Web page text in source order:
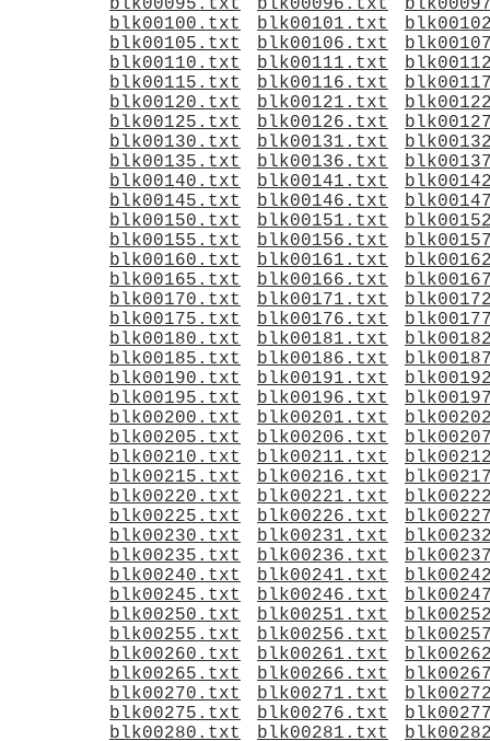
blk00095.txt
blk00096.txt
blk00100.txt
blk00101.txt
blk00105.txt
blk00106.txt
blk00110.txt
blk00111.txt
blk00115.txt
blk00116.txt
blk00120.txt
blk00121.txt
blk00125.txt
blk00126.txt
blk00130.txt
blk00131.txt
blk00135.txt
blk00136.txt
blk00140.txt
blk00141.txt
blk00145.txt
blk00146.txt
blk00150.txt
blk00151.txt
blk00155.txt
blk00156.txt
blk00160.txt
blk00161.txt
blk00165.txt
blk00166.txt
blk00170.txt
blk00171.txt
blk00175.txt
blk00176.txt
blk00180.txt
blk00181.txt
blk00185.txt
blk00186.txt
blk00190.txt
blk00191.txt
blk00195.txt
blk00196.txt
blk00200.txt
blk00201.txt
blk00205.txt
blk00206.txt
blk00210.txt
blk00211.txt
blk00215.txt
blk00216.txt
blk00220.txt
blk00221.txt
blk00225.txt
blk00226.txt
blk00230.txt
blk00231.txt
blk00235.txt
blk00236.txt
blk00240.txt
blk00241.txt
blk00245.txt
blk00246.txt
blk00250.txt
blk00251.txt
blk00255.txt
blk00256.txt
blk00260.txt
blk00261.txt
blk00265.txt
blk00266.txt
blk00270.txt
blk00271.txt
blk00275.txt
blk00276.txt
blk00280.txt
blk00281.txt